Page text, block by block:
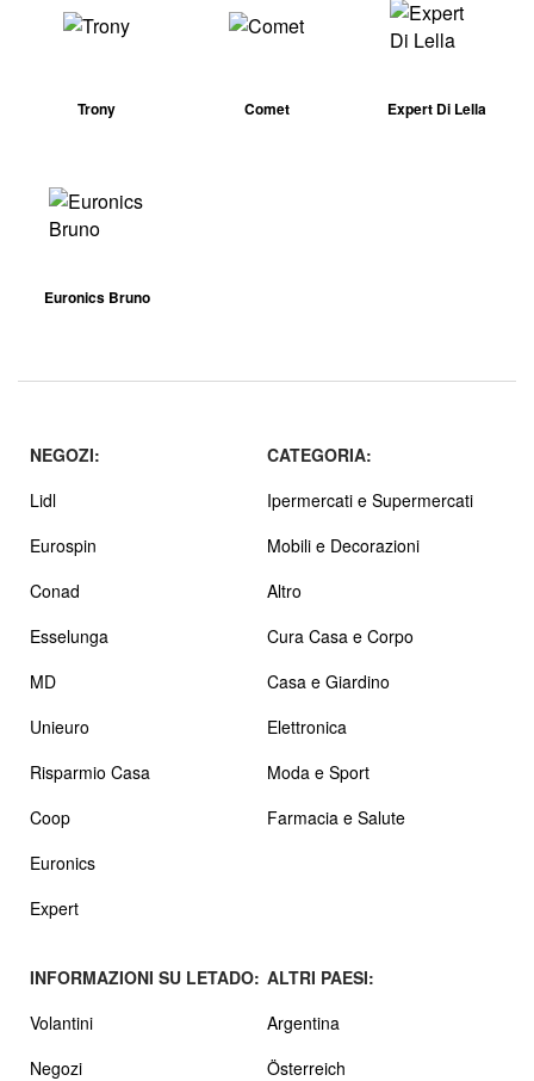
Trony Comet Expert Di Lella
Euronics Bruno
NEGOZI:
Lidl
Eurospin
Conad
Esselunga
MD
Unieuro
Risparmio Casa
Coop
Euronics
Expert
CATEGORIA:
Ipermercati e Supermercati
Mobili e Decorazioni
Altro
Cura Casa e Corpo
Casa e Giardino
Elettronica
Moda e Sport
Farmacia e Salute
INFORMAZIONI SU LETADO:
Volantini
Negozi
ALTRI PAESI:
Argentina
Österreich